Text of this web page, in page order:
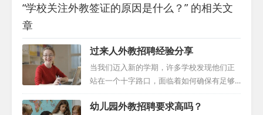
“学校关注外教签证的原因是什么？” 的相关文
章
过来人外教招聘经验分享
当我们迈入新的学期，许多学校发现他们正
站在一个十字路口，面临着如何确保有足够
合格的外籍教师的问题。虽然有些学校早早
地就做好了招聘计划，但也有不少学校在最
幼儿园外教招聘要求高吗？